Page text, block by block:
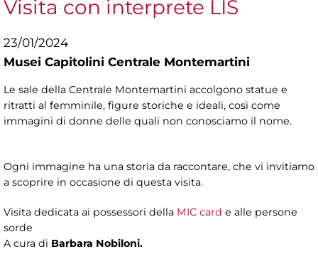
Visita con interprete LIS
23/01/2024
Musei Capitolini Centrale Montemartini
Le sale della Centrale Montemartini accolgono statue e
ritratti al femminile, figure storiche e ideali, così come
immagini di donne delle quali non conosciamo il nome.
Ogni immagine ha una storia da raccontare, che vi invitiamo
a scoprire in occasione di questa visita.
Visita dedicata ai possessori della MIC card e alle persone
sorde
A cura di Barbara Nobiloni.